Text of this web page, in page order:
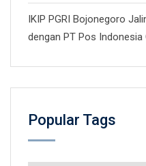
IKIP PGRI Bojonegoro
dengan PT Pos
Popular Tags